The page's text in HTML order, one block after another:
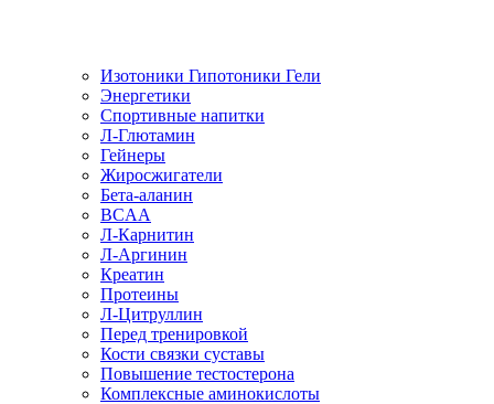
Изотоники Гипотоники Гели
Энергетики
Спортивные напитки
Л-Глютамин
Гейнеры
Жиросжигатели
Бета-аланин
BCAA
Л-Карнитин
Л-Аргинин
Креатин
Протеины
Л-Цитруллин
Перед тренировкой
Кости связки суставы
Повышение тестостерона
Комплексные аминокислоты